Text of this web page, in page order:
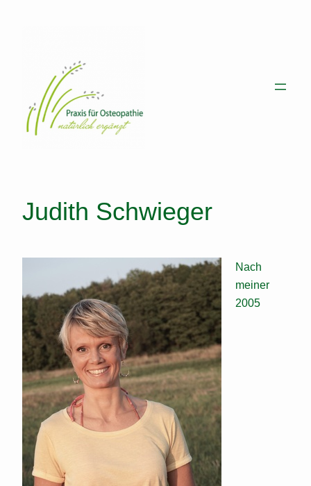
Judith Schwieger
Nach
meiner
2005